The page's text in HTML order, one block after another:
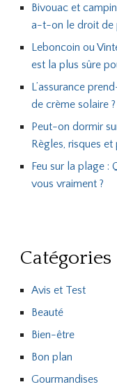
Bivouac et
a-t-on le droit de
Leboncoin ou
est la plus sûre
L’assurance
de crème solaire ?
Peut-on dormir
Règles, risques
Feu sur la plage :
vous vraiment ?
Catégories
Avis et Test
Beauté
Bien-être
Bon plan
Gourmandises